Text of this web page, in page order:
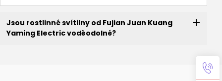
Jsou rostlinné svítilny od Fujian Juan Kuang
Yaming Electric voděodolné?